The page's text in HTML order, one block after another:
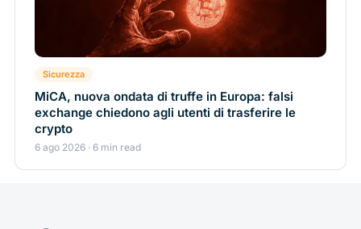
Sicurezza
MiCA, nuova ondata di truffe in Europa: falsi
exchange chiedono agli utenti di trasferire le
crypto
6 ago 2026 · 6 min read